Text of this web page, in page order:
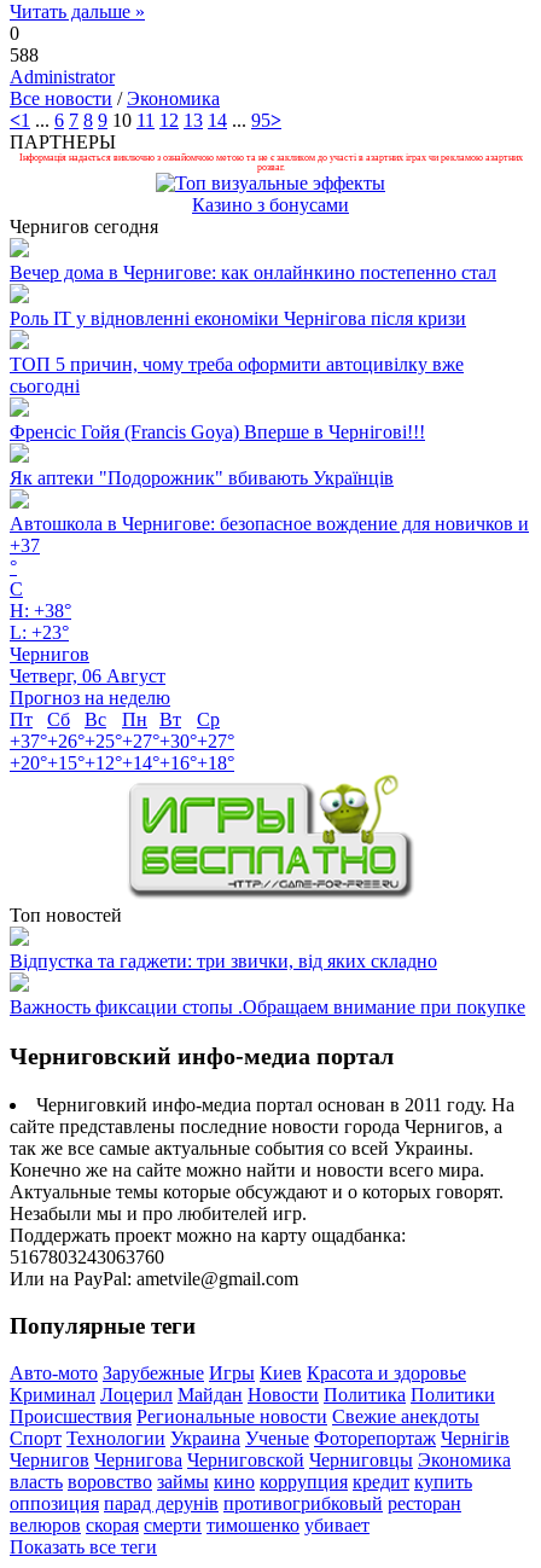
Читать дальше »
0
588
Administrator
Все новости /Экономика
<1 ... 6 7 8 9 10 11 12 13 14 ... 95>
ПАРТНЕРЫ
Інформація надається виключно з ознайомчою метою та не є закликом до участі в азартних іграх чи рекламою азартних
розваг.
Казино з бонусами
Чернигов сегодня
Вечер дома в Чернигове: как онлайнкино постепенно стал
Роль ІТ у відновленні економіки Чернігова після кризи
ТОП 5 причин, чому треба оформити автоцивілку вже
сьогодні
Френсіс Гойя (Francis Goya) Вперше в Чернігові!!!
Як аптеки "Подорожник" вбивають Українців
Автошкола в Чернигове: безопасное вождение для новичков и
+37
°
C
H: +38°
L: +23°
Чернигов
Четверг, 06 Август
Прогноз на неделю
Пт
Сб Вс Пн Вт
Ср
+37°+26°+25°+27°+30°+27°
+20°+15°+12°+14°+16°+18°
Топ новостей
Відпустка та гаджети: три звички, від яких складно
Важность фиксации стопы .Обращаем внимание при покупке
Черниговский инфо-медиа портал
Черниговкий инфо-медиа портал основан в 2011 году. На
сайте представлены последние новости города Чернигов, а
так же все самые актуальные события со всей Украины.
Конечно же на сайте можно найти и новости всего мира.
Актуальные темы которые обсуждают и о которых говорят.
Незабыли мы и про любителей игр.
Поддержать проект можно на карту ощадбанка:
5167803243063760
Или на PayPal: ametvile@gmail.com
Популярные теги
Авто-мото Зарубежные Игры Киев Красота и здоровье
Криминал Лоцерил Майдан Новости Политика Политики
Происшествия Региональные новости Свежие анекдоты
Спорт Технологии Украина Ученые Фоторепортаж Чернігів
Чернигов Чернигова Черниговской Черниговцы Экономика
власть воровство займы кино коррупция кредит купить
оппозиция парад дерунів противогрибковый ресторан
велюров скорая смерти тимошенко убивает
Показать все теги